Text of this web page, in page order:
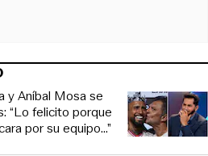
y Aníbal Mosa se
“Lo felicito porque
por su equipo…”